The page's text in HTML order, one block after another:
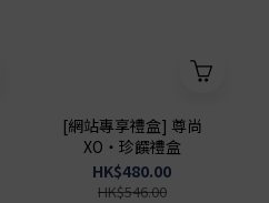
[網站專享禮盒] 尊尚
XO・珍饌禮盒
HK$480.00
HK$546.00